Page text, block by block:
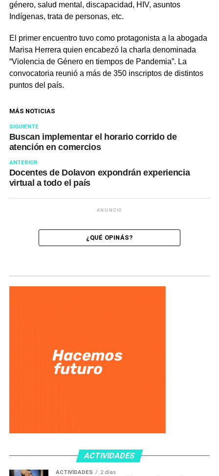
género, salud mental, discapacidad, HIV, asuntos
Indígenas, trata de personas, etc.
El primer encuentro tuvo como protagonista a la abogada
Marisa Herrera quien encabezó la charla denominada
“Violencia de Género en tiempos de Pandemia”. La
convocatoria reunió a más de 350 inscriptos de distintos
puntos del país.
MÁS NOTICIAS
SIGUIENTE
Buscan implementar el horario corrido de
atención en comercios
ANTERIOR
Docentes de Dolavon expondrán experiencia
virtual a todo el país
ANUNCIO
¿QUÉ OPINÁS?
ACTIVIDADES
ACTIVIDADES 2 días